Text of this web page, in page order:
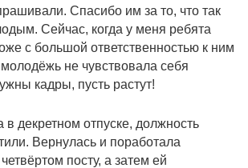
Спасибо им за то, что так
Сейчас, когда у меня ребята
с большой ответственностью к ним
не чувствовала себя
кадры, пусть растут!
декретном отпуске, должность
Вернулась и поработала
посту, а затем ей